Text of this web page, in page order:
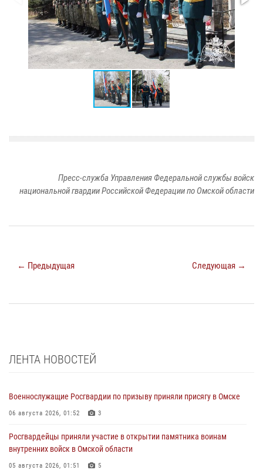
Пресс-служба Управления Федеральной службы войск
национальной гвардии Российской Федерации по Омской области
← Предыдущая Следующая →
ЛЕНТА НОВОСТЕЙ
Военнослужащие Росгвардии по призыву приняли присягу в Омске
06 августа 2026, 01:52 3
Росгвардейцы приняли участие в открытии памятника воинам
внутренних войск в Омской области
05 августа 2026, 01:51 5